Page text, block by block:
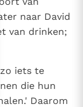
naar David
van drinken;
iets te
die hun
Daarom